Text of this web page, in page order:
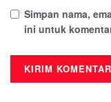
Simpan nama,
ini untuk